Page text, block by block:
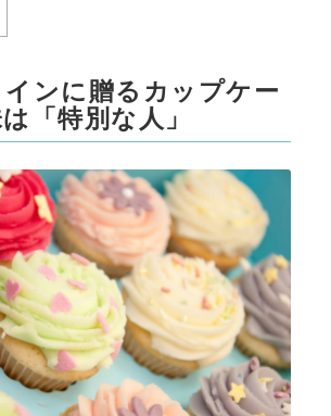
ンに贈るカップケー
「特別な人」